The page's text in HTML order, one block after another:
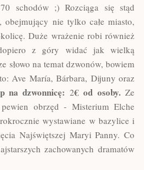
schodów ;) Rozciąga się stąd
nie tylko całe miasto,
Duże wrażenie robi również
z góry widać jak wielką
słowo na temat dzwonów, bowiem
Ave María, Bárbara, Dijuny oraz
na dzwonnicę: 2€ od osoby. Ze
obrzęd - Misterium Elche
wystawiane w bazylice i
Najświętszej Maryi Panny. Co
zachowanych dramatów